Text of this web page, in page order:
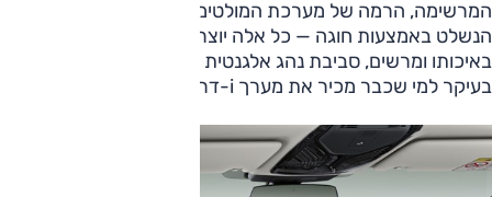
הנשלט באמצעות חוגה — כל אלה יוצרים תא נוסעים שונה מאוד
באיכותו ומרשים, סביבת נהג אלגנטית ואינטואיטיבית לתפעול,
בעיקר למי שכבר מכיר את מערך i-דרייב.